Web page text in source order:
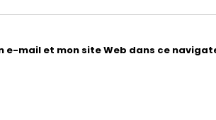
e-mail et mon site Web dans ce